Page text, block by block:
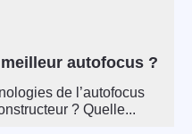
autofocus ?
de l’autofocus
? Quelle...